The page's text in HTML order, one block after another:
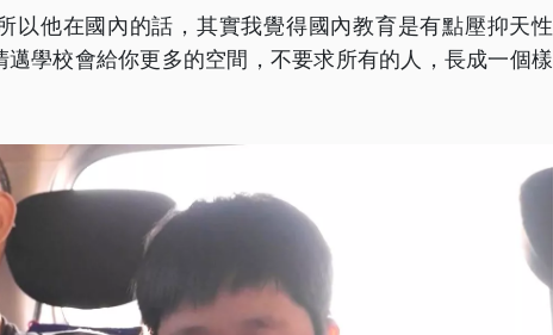
以他在國內的話，其實我覺得國內教育是有點壓抑天性
學校會給你更多的空間，不要求所有的人，長成一個樣